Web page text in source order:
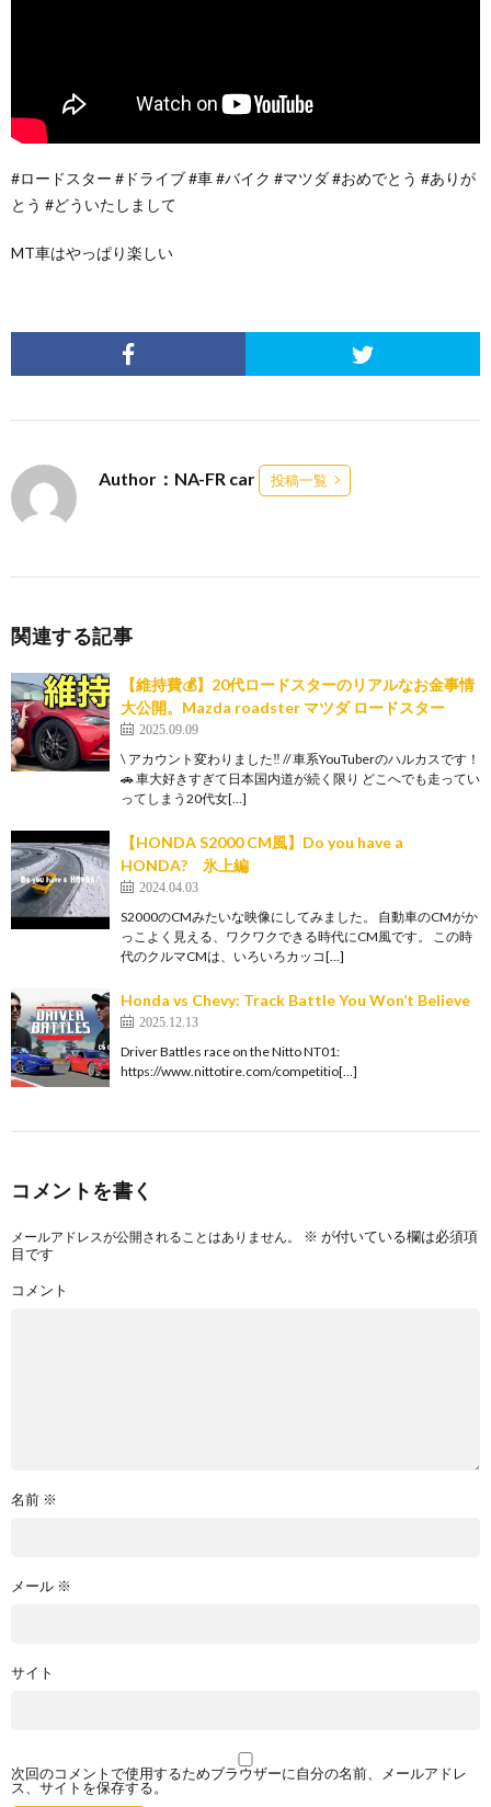
#ロードスター #ドライブ #車 #バイク #マツダ #おめでとう #ありが
とう #どういたしまして
MT車はやっぱり楽しい
Author：NA-FR car 投稿一覧
関連する記事
【維持費💰】20代ロードスターのリアルなお金事情
大公開。Mazda roadster マツダ ロードスター
2025.09.09
\ アカウント変わりました‼︎ // 車系YouTuberのハルカスです！
🚗 車大好きすぎて日本国内道が続く限り どこへでも走ってい
ってしまう20代女[…]
【HONDA S2000 CM風】Do you have a
HONDA? 氷上編
2024.04.03
S2000のCMみたいな映像にしてみました。 自動車のCMがか
っこよく見える、ワクワクできる時代にCM風です。 この時
代のクルマCMは、いろいろカッコ[…]
Honda vs Chevy: Track Battle You Won’t Believe
2025.12.13
Driver Battles race on the Nitto NT01:
https://www.nittotire.com/competitio[…]
コメントを書く
メールアドレスが公開されることはありません。 ※ が付いている欄は必須項
目です
コメント
名前 ※
メール ※
サイト
次回のコメントで使用するためブラウザーに自分の名前、メールアドレ
ス、サイトを保存する。